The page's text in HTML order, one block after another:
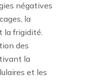
négatives
la
la frigidité.
des
la
et les